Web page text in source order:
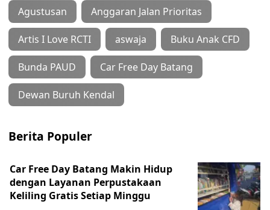
Agustusan Anggaran Jalan Prioritas
Artis I Love RCTI aswaja Buku Anak CFD
Bunda PAUD Car Free Day Batang
Dewan Buruh Kendal
Berita Populer
Car Free Day Batang Makin Hidup
dengan Layanan Perpustakaan
Keliling Gratis Setiap Minggu